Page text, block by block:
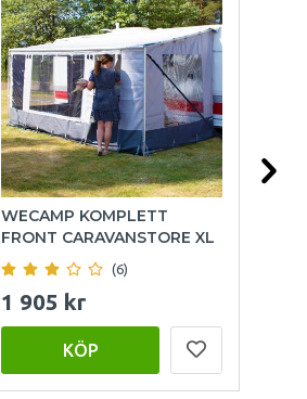
WECAMP KOMPLETT
FRONT CARAVANSTORE XL
(6)
1 905 kr
KÖP